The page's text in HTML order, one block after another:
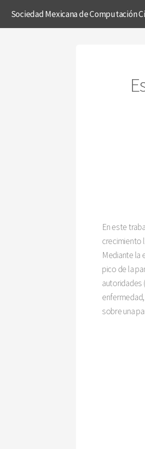
Sociedad Mexicana de Computación
En este
crecimiento
Mediante la
pico de la
autoridades
sobre una